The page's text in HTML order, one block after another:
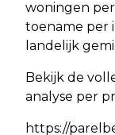
woningen
toename per
landelijk
Bekijk de
analyse per
https://